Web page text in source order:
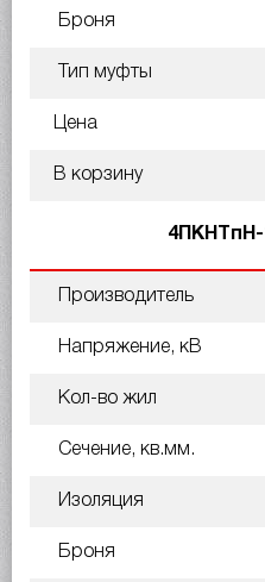
Броня
Тип муфты
Цена
В корзину
Производитель
Напряжение, кВ
Кол-во жил
Сечение, кв.мм.
Изоляция
Броня